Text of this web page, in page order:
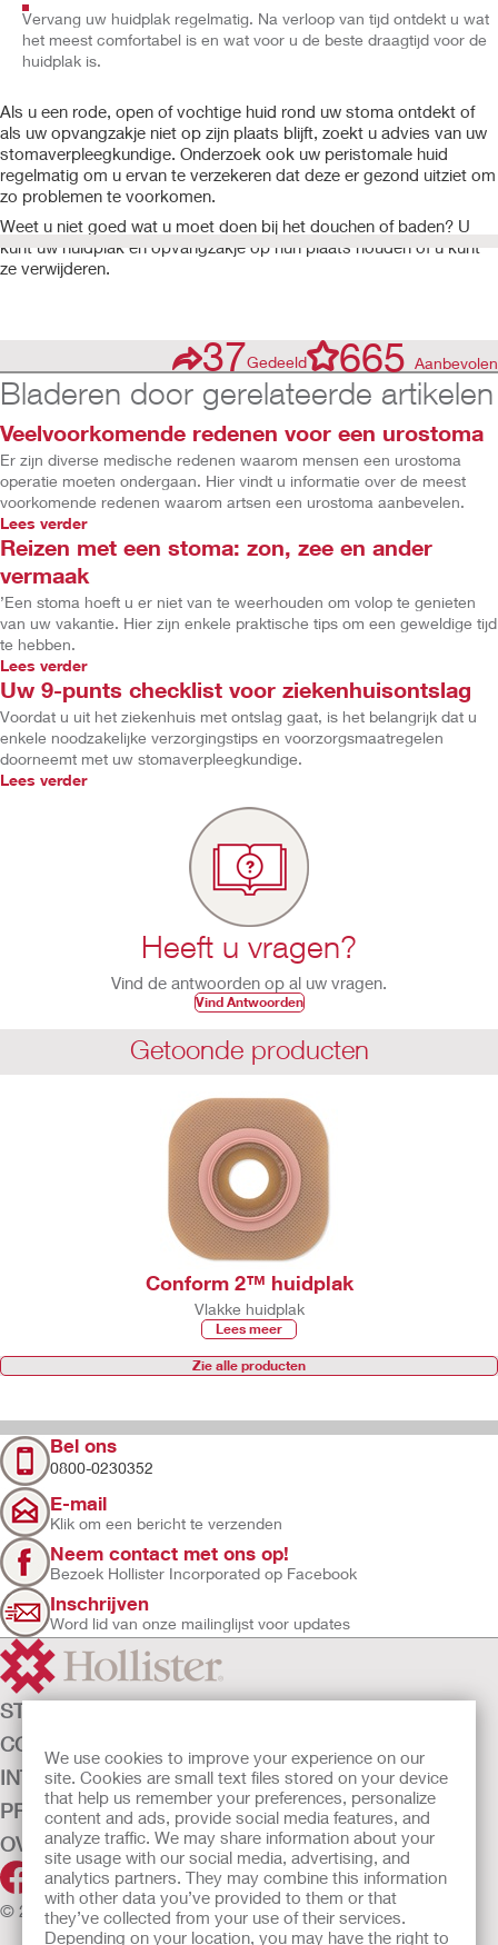
We use cookies to improve your experience on our
site. Cookies are small text files stored on your device
that help us remember your preferences, personalize
content and ads, provide social media features, and
analyze traffic. We may share information about your
site usage with our social media, advertising, and
analytics partners. They may combine this information
with other data you’ve provided to them or that
they’ve collected from your use of their services.
Depending on your location, you may have the right to
Vervang uw huidplak regelmatig. Na verloop van tijd ontdekt u wat
het meest comfortabel is en wat voor u de beste draagtijd voor de
huidplak is.
Als u een rode, open of vochtige huid rond uw stoma ontdekt of
als uw opvangzakje niet op zijn plaats blijft, zoekt u advies van uw
stomaverpleegkundige. Onderzoek ook uw peristomale huid
regelmatig om u ervan te verzekeren dat deze er gezond uitziet om
zo problemen te voorkomen.
Weet u niet goed wat u moet doen bij het douchen of baden? U
kunt uw huidplak en opvangzakje op hun plaats houden of u kunt
ze verwijderen.
37Gedeeld 665 Aanbevolen
Bladeren door gerelateerde artikelen
Veelvoorkomende redenen voor een urostoma
Er zijn diverse medische redenen waarom mensen een urostoma
operatie moeten ondergaan. Hier vindt u informatie over de meest
voorkomende redenen waarom artsen een urostoma aanbevelen.
Lees verder
Reizen met een stoma: zon, zee en ander
vermaak
’Een stoma hoeft u er niet van te weerhouden om volop te genieten
van uw vakantie. Hier zijn enkele praktische tips om een geweldige tijd
te hebben.
Lees verder
Uw 9-punts checklist voor ziekenhuisontslag
Voordat u uit het ziekenhuis met ontslag gaat, is het belangrijk dat u
enkele noodzakelijke verzorgingstips en voorzorgsmaatregelen
doorneemt met uw stomaverpleegkundige.
Lees verder
Heeft u vragen?
Vind de antwoorden op al uw vragen.
Vind Antwoorden
Getoonde producten
Conform 2™ huidplak
Vlakke huidplak
Lees meer
Zie alle producten
Bel ons
0800-0230352
E-mail
Klik om een bericht te verzenden
Neem contact met ons op!
Bezoek Hollister Incorporated op Facebook
Inschrijven
Word lid van onze mailinglijst voor updates
STOMAZORG
CONTINENTIEZORG
INTENSIEVE ZORG
PRODUCTEN
OVER ONS
© 2026 Hollister Incorporated